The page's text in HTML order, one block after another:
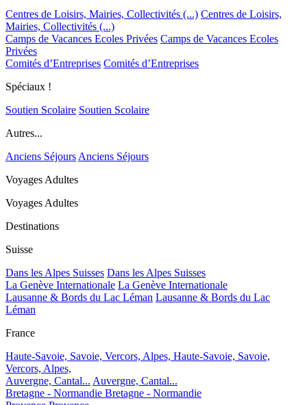
Centres de Loisirs, Mairies, Collectivités (...) Centres de Loisirs,
Mairies, Collectivités (...)
Camps de Vacances Ecoles Privées Camps de Vacances Ecoles
Privées
Comités d’Entreprises Comités d’Entreprises
Spéciaux !
Soutien Scolaire Soutien Scolaire
Autres...
Anciens Séjours Anciens Séjours
Voyages Adultes
Voyages Adultes
Destinations
Suisse
Dans les Alpes Suisses Dans les Alpes Suisses
La Genève Internationale La Genève Internationale
Lausanne & Bords du Lac Léman Lausanne & Bords du Lac
Léman
France
Haute-Savoie, Savoie, Vercors, Alpes, Haute-Savoie, Savoie,
Vercors, Alpes,
Auvergne, Cantal... Auvergne, Cantal...
Bretagne - Normandie Bretagne - Normandie